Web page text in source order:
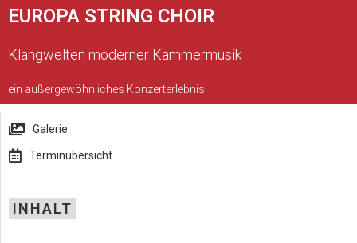
EUROPA STRING CHOIR
Klangwelten moderner Kammermusik
ein außergewöhnliches Konzerterlebnis
INHALT
Galerie
Terminübersicht